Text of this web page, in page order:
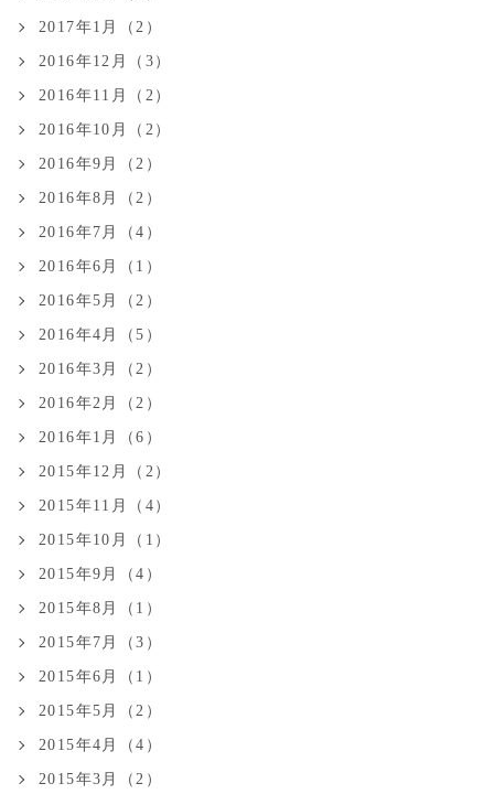
2017年1月（2）
2016年12月（3）
2016年11月（2）
2016年10月（2）
2016年9月（2）
2016年8月（2）
2016年7月（4）
2016年6月（1）
2016年5月（2）
2016年4月（5）
2016年3月（2）
2016年2月（2）
2016年1月（6）
2015年12月（2）
2015年11月（4）
2015年10月（1）
2015年9月（4）
2015年8月（1）
2015年7月（3）
2015年6月（1）
2015年5月（2）
2015年4月（4）
2015年3月（2）